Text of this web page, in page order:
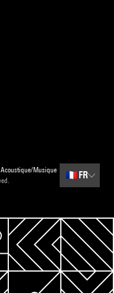
Acoustique/Musique
🇫🇷 FR